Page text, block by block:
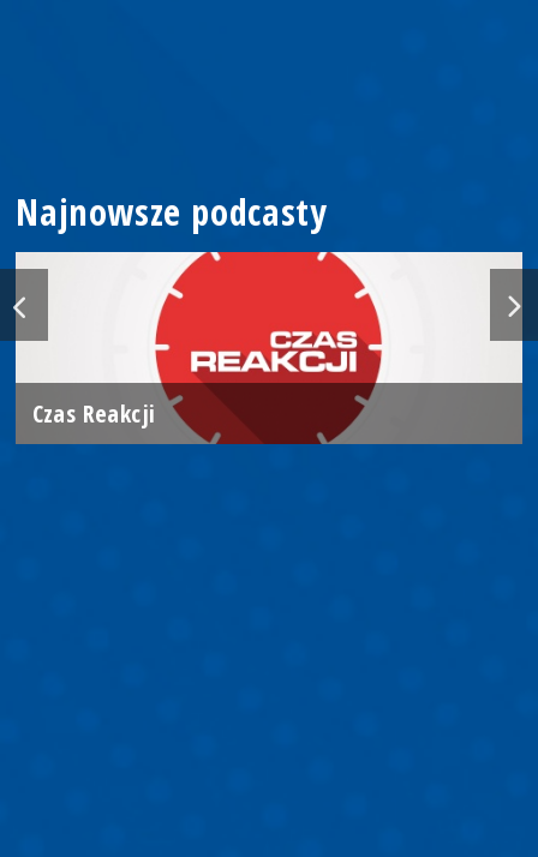
Najnowsze podcasty
Czas Reakcji